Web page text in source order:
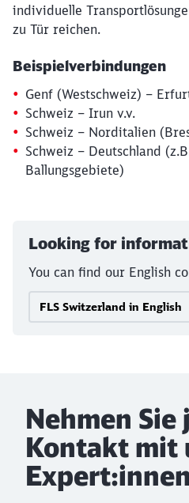
individuelle
zu Tür reichen.
Beispielverbindungen
Genf (Westschweiz) –
Schweiz – Irun v.v.
Schweiz – Norditalien
Schweiz – Deutschland
Ballungsgebiete)
Looking for
You can find our English
FLS Switzerland in English
Nehmen
Kontakt mit